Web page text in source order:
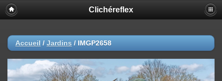
Clichéreflex
Accueil / Jardins / IMGP2658